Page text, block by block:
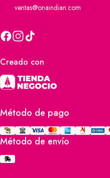
ventas@onaindian.com
Creado con
Método de pago
Método de envío